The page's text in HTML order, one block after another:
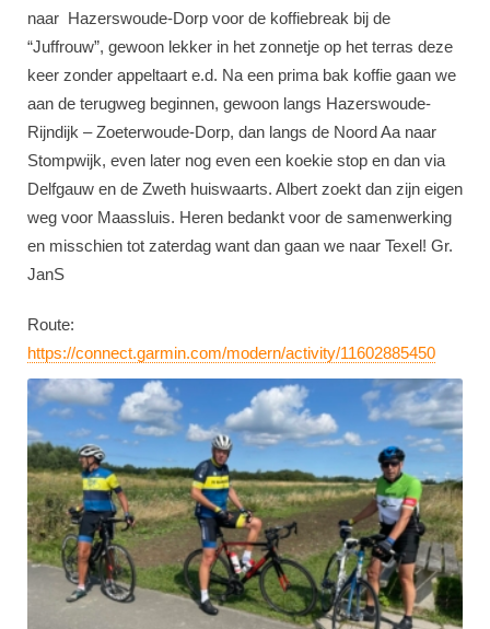
naar Hazerswoude-Dorp voor de koffiebreak bij de
“Juffrouw”, gewoon lekker in het zonnetje op het terras deze
keer zonder appeltaart e.d. Na een prima bak koffie gaan we
aan de terugweg beginnen, gewoon langs Hazerswoude-
Rijndijk – Zoeterwoude-Dorp, dan langs de Noord Aa naar
Stompwijk, even later nog even een koekie stop en dan via
Delfgauw en de Zweth huiswaarts. Albert zoekt dan zijn eigen
weg voor Maassluis. Heren bedankt voor de samenwerking
en misschien tot zaterdag want dan gaan we naar Texel! Gr.
JanS
Route:
https://connect.garmin.com/modern/activity/11602885450